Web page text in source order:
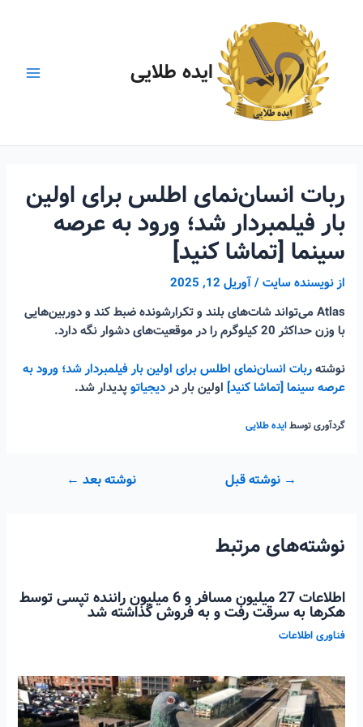
ایده طلایی
ربات انسان‌نمای اطلس برای اولین
بار فیلمبردار شد؛ ورود به عرصه
سینما [تماشا کنید]
ازنویسنده سایت/آوریل 12, 2025
Atlas می‌تواند شات‌های بلند و تکرارشونده ضبط کند و دوربین‌هایی
با وزن حداکثر 20 کیلوگرم را در موقعیت‌های دشوار نگه دارد.
نوشتهربات انسان‌نمای اطلس برای اولین بار فیلمبردار شد؛ ورود به
عرصه سینما [تماشا کنید] اولین بار دردیجیاتوپدیدار شد.
گردآوری توسطایده طلایی
راهبری
→ نوشته قبل نوشته بعد ←
نوشته‌های مرتبط
اطلاعات 27 میلیون مسافر و 6 میلیون راننده تپسی توسط
هکرها به سرقت رفت و به فروش گذاشته شد
فناوری اطلاعات